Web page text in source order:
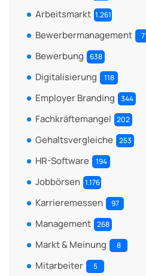
Arbeitsmarkt 1.261
Bewerbermanagement
Bewerbung 638
Digitalisierung 118
Employer Branding 344
Fachkräftemangel 202
Gehaltsvergleiche 253
HR-Software 194
Jobbörsen 1.176
Karrieremessen 97
Management 268
Markt & Meinung 8
Mitarbeiter 5